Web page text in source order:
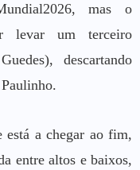
mas o
levar um terceiro
descartando
está a chegar ao fim,
entre altos e baixos,